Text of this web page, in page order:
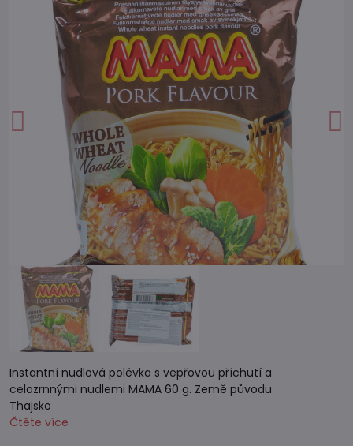
Instantní nudlová polévka s vepřovou příchutí a
celozrnnými nudlemi MAMA 60 g. Země původu
Thajsko
Čtěte více